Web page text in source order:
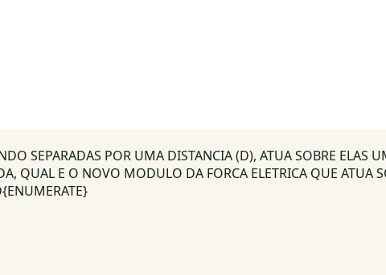
SEPARADAS POR UMA DISTANCIA (D), ATUA SOBRE ELAS
QUAL E O NOVO MODULO DA FORCA ELETRICA QUE ATUA